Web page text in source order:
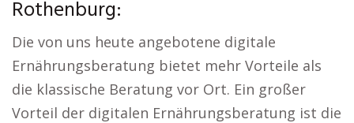
Rothenburg:
Die von uns heute angebotene digitale
Ernährungsberatung bietet mehr Vorteile als
die klassische Beratung vor Ort. Ein großer
Vorteil der digitalen Ernährungsberatung ist die